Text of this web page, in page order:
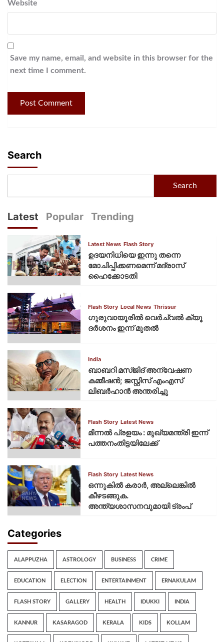
Website
Save my name, email, and website in this browser for the
next time I comment.
Search
Search
Latest Popular Trending
Latest News Flash Story
ഉദയനിധിയെ ഇന്നു തന്നെ
മോചിപ്പിക്കണമെന്ന് മദ്രാസ്
ഹൈക്കോടതി
Flash Story Local News Thrissur
ഗുരുവായൂരില്‍ വെര്‍ച്വല്‍ ക്യൂ
ദര്‍ശനം ഇന്ന് മുതല്‍
India
ബാബറി മസ്ജിദ് അന്വേഷണ
കമ്മീഷന്‍; ജസ്റ്റിസ് എംഎസ്
ലിബര്‍ഹാന്‍ അന്തരിച്ചു
Flash Story Latest News
മിന്നല്‍ പ്രളയം : മുഖ്യമന്ത്രി ഇന്ന്
പത്തനംതിട്ടയിലേക്ക്
Flash Story Latest News
ഒന്നുകില്‍ കരാര്‍, അല്ലെങ്കില്‍
കീഴടങ്ങുക.
അന്ത്യശാസനവുമായി ട്രംപ്
Categories
ALAPPUZHA ASTROLOGY BUSINESS CRIME
EDUCATION ELECTION ENTERTAINMENT ERNAKULAM
FLASH STORY GALLERY HEALTH IDUKKI INDIA
KANNUR KASARAGOD KERALA KIDS KOLLAM